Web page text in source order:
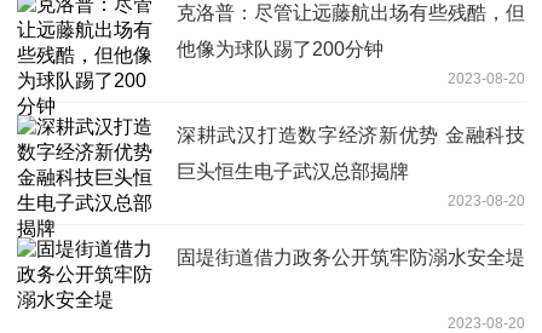
克洛普：尽管让远藤航出场有些残酷，但
他像为球队踢了200分钟
2023-08-20
深耕武汉打造数字经济新优势 金融科技
巨头恒生电子武汉总部揭牌
2023-08-20
固堤街道借力政务公开筑牢防溺水安全堤
2023-08-20